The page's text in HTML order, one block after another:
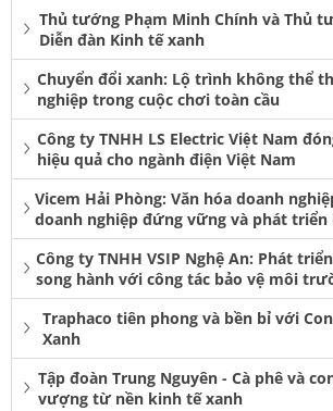
Thủ tướng Phạm Minh Chính và Thủ
Diễn đàn Kinh tế xanh
Chuyển đổi xanh: Lộ trình không thể
nghiệp trong cuộc chơi toàn cầu
Công ty TNHH LS Electric Việt Nam
hiệu quả cho ngành điện Việt Nam
Vicem Hải Phòng: Văn hóa doanh
doanh nghiệp đứng vững và phát triển
Công ty TNHH VSIP Nghệ An: Phát
song hành với công tác bảo vệ môi
Traphaco tiên phong và bền bỉ với
Xanh
Tập đoàn Trung Nguyên - Cà phê và
vượng từ nền kinh tế xanh